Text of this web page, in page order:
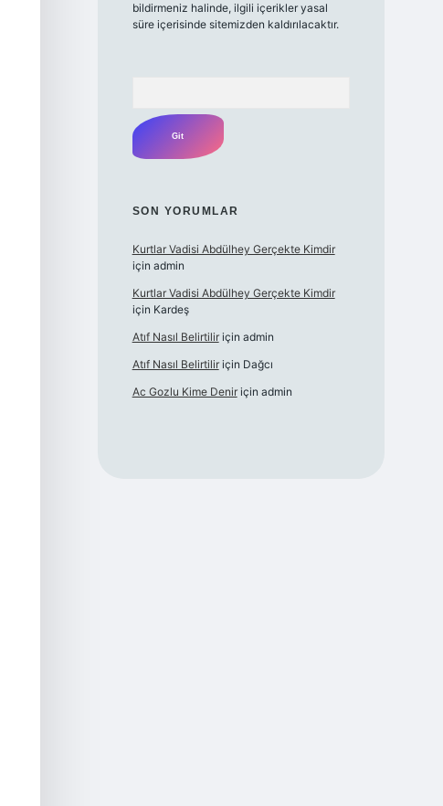
bildirmeniz halinde, ilgili içerikler yasal
süre içerisinde sitemizden kaldırılacaktır.
SON YORUMLAR
Kurtlar Vadisi Abdülhey Gerçekte Kimdir
için admin
Kurtlar Vadisi Abdülhey Gerçekte Kimdir
için Kardeş
Atıf Nasıl Belirtiliriçin admin
Atıf Nasıl Belirtiliriçin Dağcı
Ac Gozlu Kime Deniriçin admin